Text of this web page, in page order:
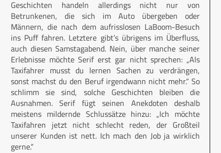
Geschichten handeln allerdings nicht nur von
Betrunkenen, die sich im Auto übergeben oder
Männern, die nach dem aufrisslosen LaBoom-Besuch
ins Puff fahren. Letztere gibt’s übrigens im Überfluss,
auch diesen Samstagabend. Nein, über manche seiner
Erlebnisse möchte Serif erst gar nicht sprechen: „Als
Taxifahrer musst du lernen Sachen zu verdrängen,
sonst machst du den Beruf irgendwann nicht mehr.“ So
schlimm sie sind, solche Geschichten bleiben die
Ausnahmen. Serif fügt seinen Anekdoten deshalb
meistens mildernde Schlussätze hinzu: „Ich möchte
Taxifahren jetzt nicht schlecht reden, der Großteil
unserer Kunden ist nett. Ich mach den Job ja wirklich
gerne.“